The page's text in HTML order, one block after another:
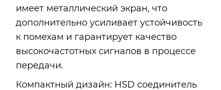
имеет металлический экран, что
дополнительно усиливает устойчивость
к помехам и гарантирует качество
высокочастотных сигналов в процессе
передачи.
Компактный дизайн: HSD соединитель